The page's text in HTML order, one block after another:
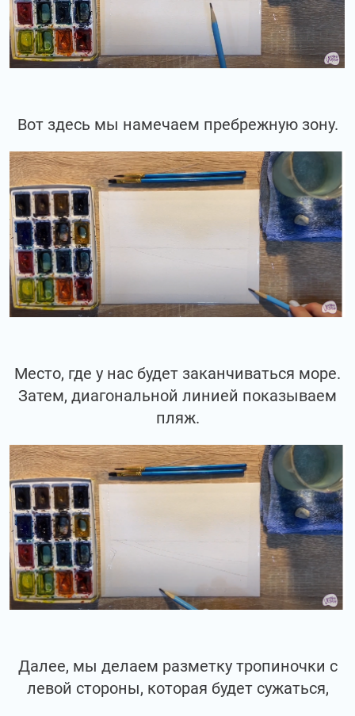
Вот здесь мы намечаем пребрежную зону.
Место, где у нас будет заканчиваться море.
Затем, диагональной линией показываем
пляж.
Далее, мы делаем разметку тропиночки с
левой стороны, которая будет сужаться,